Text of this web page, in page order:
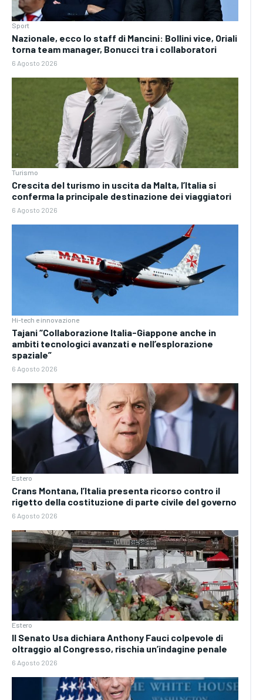
Sport
Nazionale, ecco lo staff di Mancini: Bollini vice, Oriali
torna team manager, Bonucci tra i collaboratori
6 Agosto 2026
Turismo
Crescita del turismo in uscita da Malta, l’Italia si
conferma la principale destinazione dei viaggiatori
6 Agosto 2026
Hi-tech e innovazione
Tajani “Collaborazione Italia-Giappone anche in
ambiti tecnologici avanzati e nell’esplorazione
spaziale”
6 Agosto 2026
Estero
Crans Montana, l’Italia presenta ricorso contro il
rigetto della costituzione di parte civile del governo
6 Agosto 2026
Estero
Il Senato Usa dichiara Anthony Fauci colpevole di
oltraggio al Congresso, rischia un’indagine penale
6 Agosto 2026